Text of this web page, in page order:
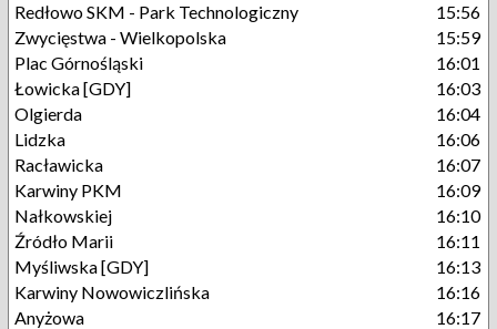
Redłowo SKM - Park Technologiczny
15:56
Zwycięstwa - Wielkopolska
15:59
Plac Górnośląski
16:01
Łowicka [GDY]
16:03
Olgierda
16:04
Lidzka
16:06
Racławicka
16:07
Karwiny PKM
16:09
Nałkowskiej
16:10
Źródło Marii
16:11
Myśliwska [GDY]
16:13
Karwiny Nowowiczlińska
16:16
Anyżowa
16:17